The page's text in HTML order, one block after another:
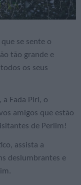
se sente o
tão grande e
os seus
Fada Piri, o
amigos que estão
de Perlim!
assista a
deslumbrantes e